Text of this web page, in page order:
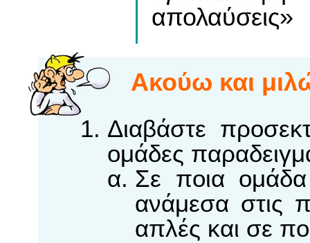
απολαύσεις»
Aκούω και
Διαβάστε
ομάδες
Σε ποια ομάδα
ανάμεσα στις
απλές και σε